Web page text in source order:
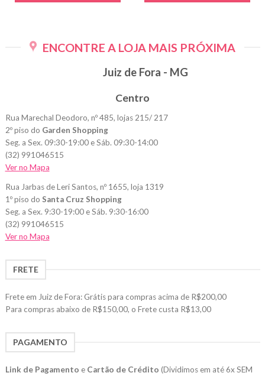
ENCONTRE A LOJA MAIS PRÓXIMA
Juiz de Fora - MG
Centro
Rua Marechal Deodoro, nº 485, lojas 215/ 217
2º piso do Garden Shopping
Seg. a Sex. 09:30-19:00 e Sáb. 09:30-14:00
(32) 991046515
Ver no Mapa
Rua Jarbas de Leri Santos, nº 1655, loja 1319
1º piso do Santa Cruz Shopping
Seg. a Sex. 9:30-19:00 e Sáb. 9:30-16:00
(32) 991046515
Ver no Mapa
FRETE
Frete em Juiz de Fora: Grátis para compras acima de R$200,00
Para compras abaixo de R$150,00, o Frete custa R$13,00
PAGAMENTO
Link de Pagamento e Cartão de Crédito (Dividimos em até 6x SEM